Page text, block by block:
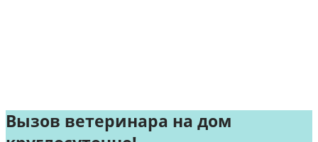
Вызов ветеринара на дом